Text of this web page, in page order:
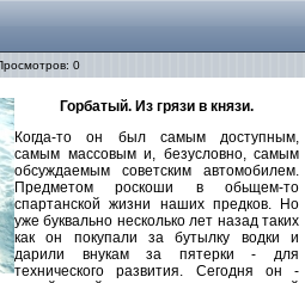
0
Горбатый. Из грязи в князи.
Когда-то он был самым доступным,
самым массовым и, безусловно, самым
обсуждаемым советским автомобилем.
Предметом роскоши в обьщем-то
спартанской жизни наших предков. Но
уже буквально несколько лет назад таких
как он покупали за бутылку водки и
дарили внукам за пятерки - для
технического развития. Сегодня он -